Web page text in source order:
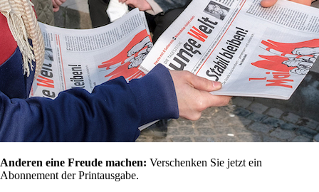
Anderen eine Freude machen: Verschenken Sie jetzt ein
Abonnement der Printausgabe.